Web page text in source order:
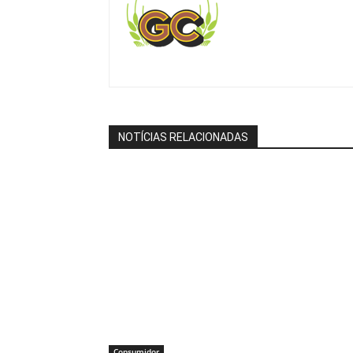
NOTÍCIAS RELACIONADAS